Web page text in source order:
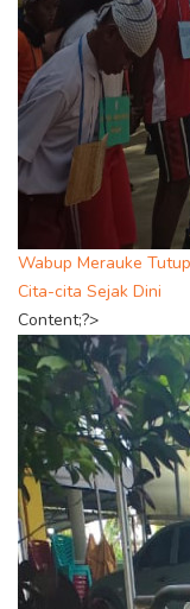
Wabup Merauke
Cita-cita Sejak Dini
Content;?>